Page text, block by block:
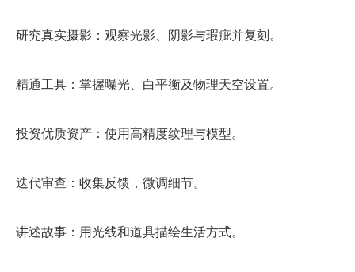
研究真实摄影：观察光影、阴影与瑕疵并复刻。
精通工具：掌握曝光、白平衡及物理天空设置。
投资优质资产：使用高精度纹理与模型。
迭代审查：收集反馈，微调细节。
讲述故事：用光线和道具描绘生活方式。